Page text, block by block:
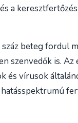
a
beteg fordul
szenvedők is.
és vírusok